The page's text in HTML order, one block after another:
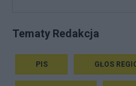
Tematy Redakcja
PIS GŁOS